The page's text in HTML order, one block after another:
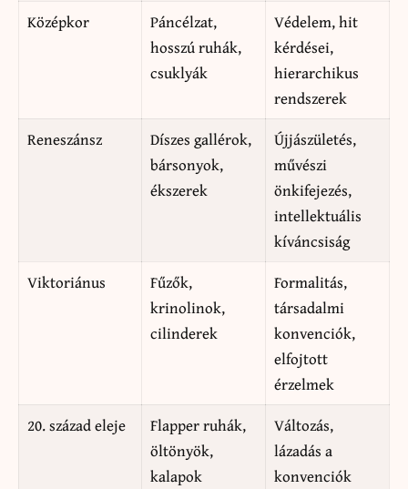
Középkor
Páncélzat,
hosszú ruhák,
csuklyák
Védelem, hit
kérdései,
hierarchikus
rendszerek
Reneszánsz
Díszes gallérok,
bársonyok,
ékszerek
Újjászületés,
művészi
önkifejezés,
intellektuális
kíváncsiság
Viktoriánus
Fűzők,
krinolinok,
cilinderek
Formalitás,
társadalmi
konvenciók,
elfojtott
érzelmek
20. század eleje
Flapper ruhák,
öltönyök,
kalapok
Változás,
lázadás a
konvenciók